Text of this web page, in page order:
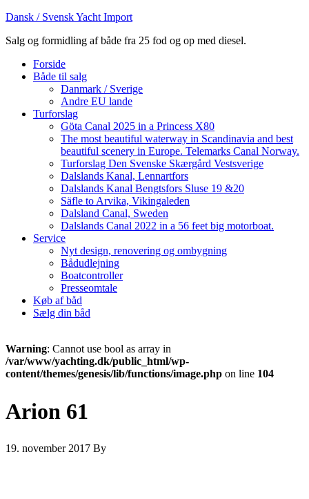
Dansk / Svensk Yacht Import
Salg og formidling af både fra 25 fod og op med diesel.
Forside
Både til salg
Danmark / Sverige
Andre EU lande
Turforslag
Göta Canal 2025 in a Princess X80
The most beautiful waterway in Scandinavia and best
beautiful scenery in Europe. Telemarks Canal Norway.
Turforslag Den Svenske Skærgård Vestsverige
Dalslands Kanal, Lennartfors
Dalslands Kanal Bengtsfors Sluse 19 &20
Säfle to Arvika, Vikingaleden
Dalsland Canal, Sweden
Dalslands Canal 2022 in a 56 feet big motorboat.
Service
Nyt design, renovering og ombygning
Bådudlejning
Boatcontroller
Presseomtale
Køb af båd
Sælg din båd
Warning: Cannot use bool as array in
/var/www/yachting.dk/public_html/wp-
content/themes/genesis/lib/functions/image.php on line 104
Arion 61
19. november 2017 By